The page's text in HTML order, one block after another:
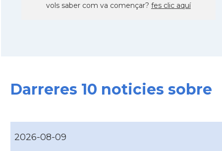
vols saber com va començar? fes clic aquí
Darreres 10 noticies sobre
2026-08-09